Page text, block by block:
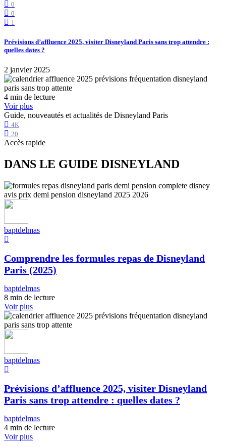
0
0
1
Prévisions d’affluence 2025, visiter Disneyland Paris sans trop attendre :
quelles dates ?
2 janvier 2025
4 min de lecture
Voir plus
Guide, nouveautés et actualités de Disneyland Paris
4K
20
Accès rapide
DANS LE GUIDE DISNEYLAND
baptdelmas
Comprendre les formules repas de Disneyland
Paris (2025)
baptdelmas
8 min de lecture
Voir plus
baptdelmas
Prévisions d’affluence 2025, visiter Disneyland
Paris sans trop attendre : quelles dates ?
baptdelmas
4 min de lecture
Voir plus